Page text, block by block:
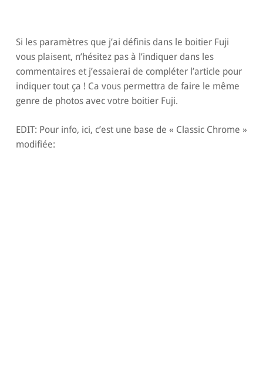
Si les paramètres que j’ai définis dans le boitier Fuji
vous plaisent, n’hésitez pas à l’indiquer dans les
commentaires et j’essaierai de compléter l’article pour
indiquer tout ça ! Ca vous permettra de faire le même
genre de photos avec votre boitier Fuji.
EDIT: Pour info, ici, c’est une base de « Classic Chrome »
modifiée: